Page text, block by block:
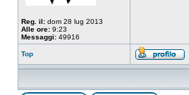
Reg. il: dom 28 lug 2013
Alle ore: 9:23
Messaggi: 49916
Top